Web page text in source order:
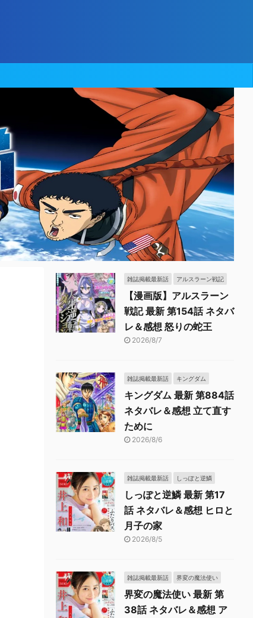
雑誌掲載最新話 アルスラーン戦記
【漫画版】アルスラーン
戦記 最新 第154話 ネタバ
レ＆感想 怒りの蛇王
2026/8/7
雑誌掲載最新話 キングダム
キングダム 最新 第884話
ネタバレ＆感想 立て直す
ために
2026/8/6
雑誌掲載最新話 しっぽと逆鱗
しっぽと逆鱗 最新 第17
話 ネタバレ＆感想 ヒロと
月子の家
2026/8/5
雑誌掲載最新話 界変の魔法使い
界変の魔法使い 最新 第
38話 ネタバレ＆感想 ア